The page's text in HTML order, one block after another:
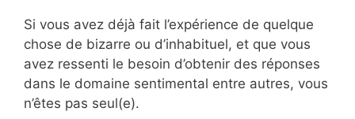
Si vous avez déjà fait l’expérience de quelque
chose de bizarre ou d’inhabituel, et que vous
avez ressenti le besoin d’obtenir des réponses
dans le domaine sentimental entre autres, vous
n’êtes pas seul(e).